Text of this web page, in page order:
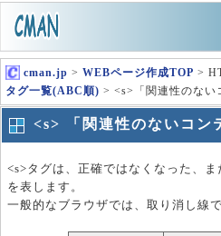
cman.jp > WEBページ作成TOP >
タグ一覧(ABC順) > <s>「関連性のない
<s> 「関連性のないコン
<s>タグは、正確ではなくなった、
を表します。
一般的なブラウザでは、取り消し線